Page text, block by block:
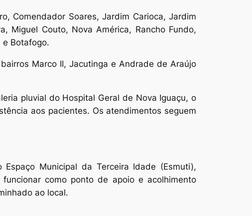
Comendador Soares, Jardim Carioca, Jardim
Miguel Couto, Nova América, Rancho Fundo,
e Botafogo.
Marco II, Jacutinga e Andrade de Araújo
pluvial do Hospital Geral de Nova Iguaçu, o
aos pacientes. Os atendimentos seguem
Municipal da Terceira Idade (Esmuti),
como ponto de apoio e acolhimento
ao local.